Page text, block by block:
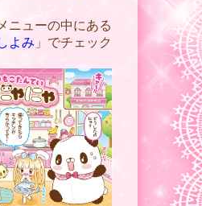
ニューの中にある
よみ 」でチェック